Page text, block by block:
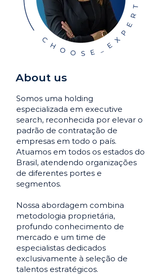
About us
Somos uma holding
especializada em executive
search, reconhecida por elevar o
padrão de contratação de
empresas em todo o país.
Atuamos em todos os estados do
Brasil, atendendo organizações
de diferentes portes e
segmentos.
Nossa abordagem combina
metodologia proprietária,
profundo conhecimento de
mercado e um time de
especialistas dedicados
exclusivamente à seleção de
talentos estratégicos.